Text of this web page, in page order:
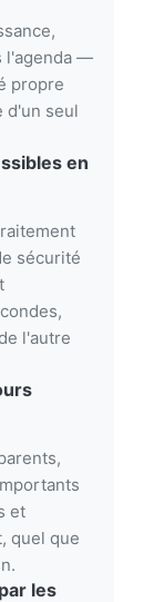
l'agenda —
propre
d'un seul
en
sécurité
l'autre
et
quel que
les